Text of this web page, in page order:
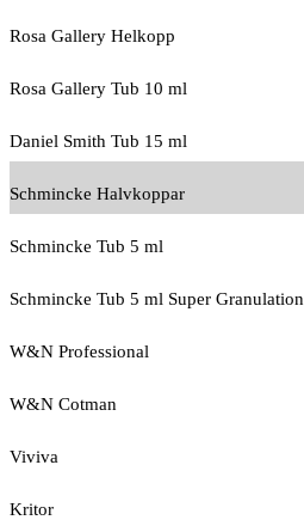
Rosa Gallery Helkopp
Rosa Gallery Tub 10 ml
Daniel Smith Tub 15 ml
Schmincke Halvkoppar
Schmincke Tub 5 ml
Schmincke Tub 5 ml Super Granulation
W&N Professional
W&N Cotman
Viviva
Kritor